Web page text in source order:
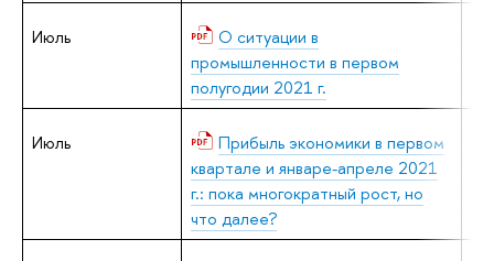
Июль
О ситуации в
промышленности в первом
полугодии 2021 г.
Июль
Прибыль экономики в первом
квартале и январе-апреле 2021
г.: пока многократный рост, но
что далее?